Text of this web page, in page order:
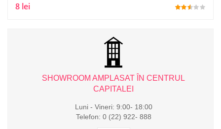
8 lei
SHOWROOM AMPLASAT ÎN CENTRUL
CAPITALEI
Luni - Vineri: 9:00- 18:00
Telefon: 0 (22) 922- 888